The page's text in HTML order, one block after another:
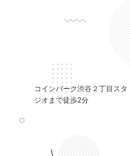
コインパーク渋谷２丁目スタ
ジオまで徒歩2分